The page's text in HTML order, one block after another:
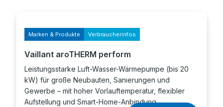
Marken & Produkte Verbraucherinfos
Vaillant aroTHERM perform
Leistungsstarke Luft-Wasser-Wärmepumpe (bis 20
kW) für große Neubauten, Sanierungen und
Gewerbe – mit hoher Vorlauftemperatur, flexibler
Aufstellung und Smart-Home-Anbindung.